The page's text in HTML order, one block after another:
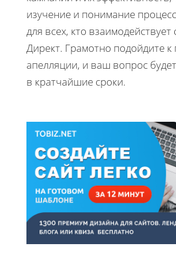
изучение и понимание
для всех, кто взаимодействует
Директ. Грамотно подойдите к
апелляции, и ваш вопрос
в кратчайшие сроки.